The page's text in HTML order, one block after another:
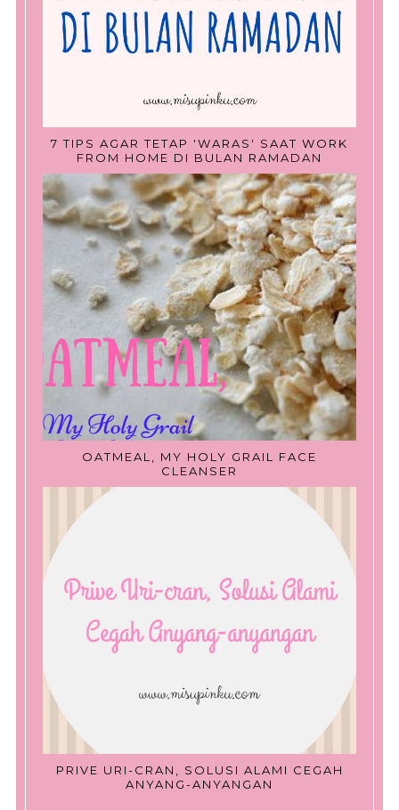
7 TIPS AGAR TETAP 'WARAS' SAAT WORK
FROM HOME DI BULAN RAMADAN
OATMEAL, MY HOLY GRAIL FACE
CLEANSER
PRIVE URI-CRAN, SOLUSI ALAMI CEGAH
ANYANG-ANYANGAN